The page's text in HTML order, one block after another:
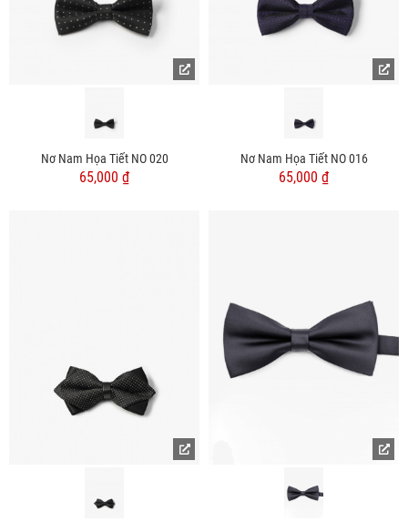
Nơ Nam Họa Tiết NO 020
65,000 ₫
Nơ Nam Họa Tiết NO 016
65,000 ₫